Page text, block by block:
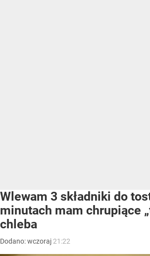
Wlewam 3 składniki do
minutach mam chrupiące
chleba
Dodano:wczoraj 21:22